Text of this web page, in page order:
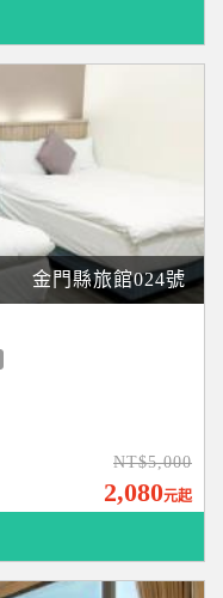
金門縣旅館024號
NT$5,000
2,080元起